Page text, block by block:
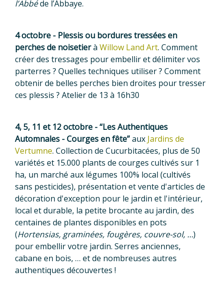
l’Abbéde l’Abbaye.
4 octobre - Plessis ou bordures tressées en
perches de noisetierà Willow Land Art. Comment
créer des tressages pour embellir et délimiter vos
parterres ? Quelles techniques utiliser ? Comment
obtenir de belles perches bien droites pour tresser
ces plessis ? Atelier de 13 à 16h30
4, 5, 11 et 12 octobre - “Les Authentiques
Automnales - Courges en fête”aux Jardins de
Vertumne. Collection de Cucurbitacées, plus de 50
variétés et 15.000 plants de courges cultivés sur 1
ha, un marché aux légumes 100% local (cultivés
sans pesticides), présentation et vente d'articles de
décoration d'exception pour le jardin et l'intérieur,
local et durable, la petite brocante au jardin, des
centaines de plantes disponibles en pots
(Hortensias, graminées, fougères, couvre-sol, …)
pour embellir votre jardin. Serres anciennes,
cabane en bois, … et de nombreuses autres
authentiques découvertes !